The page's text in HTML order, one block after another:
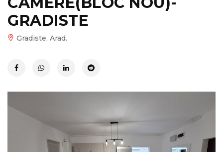
GRADISTE
Gradiste, Arad.